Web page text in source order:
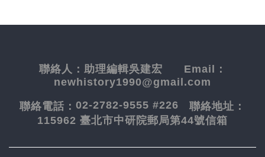
聯絡人： 助理編輯吳建宏 Email：
newhistory1990@gmail.com
聯絡電話： 02-2782-9555 #226 聯絡地址：
115962 臺北市中研院郵局第44號信箱